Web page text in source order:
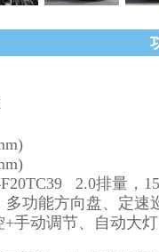
2.0排量，
多功能方向盘、定
手动调节、自动大